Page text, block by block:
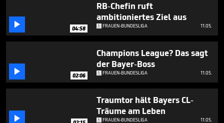
 04:58
RB-Chefin ruft
ambitioniertes Ziel aus
FRAUEN-BUNDESLIGA 11.05.
 02:06
Champions League? Das sagt
der Bayer-Boss
FRAUEN-BUNDESLIGA 11.05.

Traumtor hält Bayers CL-
Träume am Leben
FRAUEN-BUNDESLIGA 11.05.